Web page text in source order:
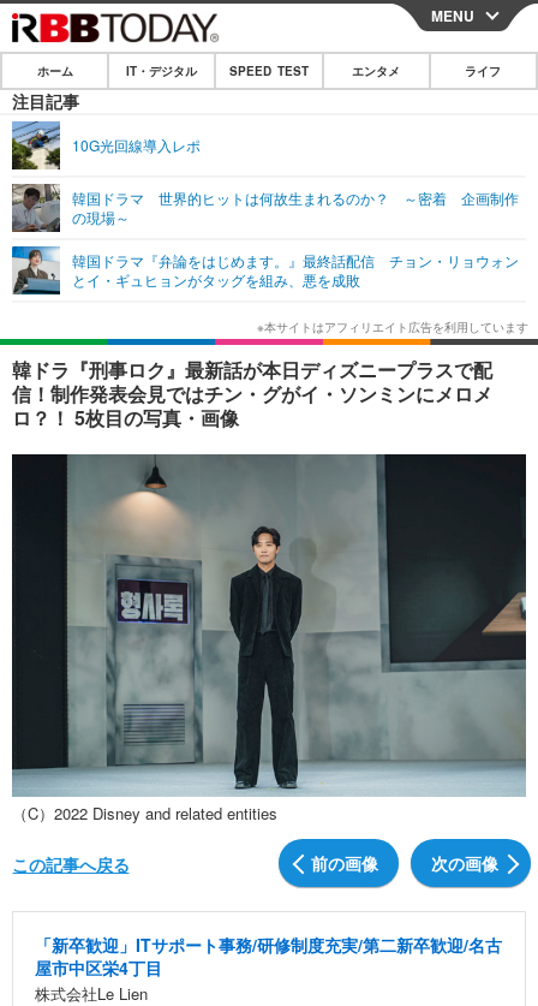
CLOSE
ホーム
IT・デジタル
ネタ
ショッピング その他
SPEED TEST
エンタメ
エンタメTOP 映画・ドラマ
韓国・芸能
音楽 スポーツ
グラビア
ショッピング
ライフ
ライフTOP グルメ
ペット ショッピング
その他
リリース一覧
プッシュ通知の停止方法
MENU
ホーム IT・デジタル SPEED TEST エンタメ ライフ
注目記事
10G光回線導入レポ
韓国ドラマ 世界的ヒットは何故生まれるのか？ ～密着 企画制作
の現場～
韓国ドラマ『弁論をはじめます。』最終話配信 チョン・リョウォン
とイ・ギュヒョンがタッグを組み、悪を成敗
韓ドラ『刑事ロク』最新話が本日ディズニープラスで配
信！制作発表会見ではチン・グがイ・ソンミンにメロメ
ロ？！ 5枚目の写真・画像
（C）2022 Disney and related entities
前の画像 次の画像
この記事へ戻る
「新卒歓迎」ITサポート事務/研修制度充実/第二新卒歓迎/名古
屋市中区栄4丁目
株式会社Le Lien